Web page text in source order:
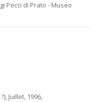
Pecci di Prato - Museo
Juillet, 1996,